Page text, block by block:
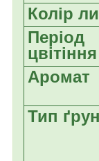
Колір
Період
цвітіння
Аромат
Тип